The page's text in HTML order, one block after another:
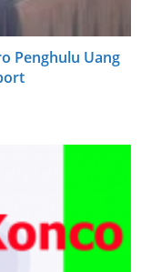
Penghulu Uang